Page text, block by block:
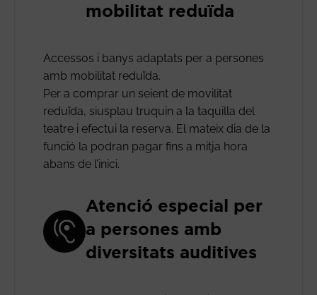
mobilitat reduïda
Accessos i banys adaptats per a persones
amb mobilitat reduïda.
Per a comprar un seient de movilitat
reduïda, siusplau truquin a la taquilla del
teatre i efectui la reserva. El mateix dia de la
funció la podran pagar fins a mitja hora
abans de l’inici.
Atenció especial per
a persones amb
diversitats auditives